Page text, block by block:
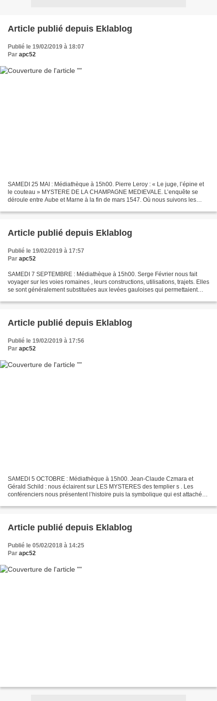
Article publié depuis Eklablog
Publié le 19/02/2019 à 18:07
Par apc52
SAMEDI 25 MAI : Médiathèque à 15h00. Pierre Leroy : « Le juge, l’épine et
le couteau » MYSTERE DE LA CHAMPAGNE MEDIEVALE. L’enquête se
déroule entre Aube et Marne à la fin de mars 1547. Où nous suivons les
Article publié depuis Eklablog
Publié le 19/02/2019 à 17:57
Par apc52
SAMEDI 7 SEPTEMBRE : Médiathèque à 15h00. Serge Février nous fait
voyager sur les voies romaines , leurs constructions, utilisations, trajets. Elles
se sont généralement substituées aux levées gauloises qui permettaient
Article publié depuis Eklablog
Publié le 19/02/2019 à 17:56
Par apc52
SAMEDI 5 OCTOBRE : Médiathèque à 15h00. Jean-Claude Czmara et
Gérald Schild : nous éclairent sur LES MYSTERES des templier s . Les
conférenciers nous présentent l’histoire puis la symbolique qui est attachée
Article publié depuis Eklablog
Publié le 05/02/2018 à 14:25
Par apc52